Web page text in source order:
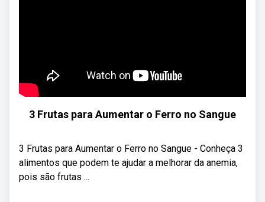
3 Frutas para Aumentar o Ferro no Sangue
3 Frutas para Aumentar o Ferro no Sangue - Conheça 3
alimentos que podem te ajudar a melhorar da anemia,
pois são frutas ...